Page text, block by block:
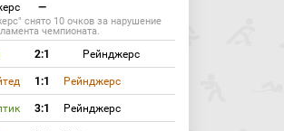
—
снято 10 очков за нарушение
чемпионата.
2:1 Рейнджерс
1:1 Рейнджерс
3:1 Рейнджерс